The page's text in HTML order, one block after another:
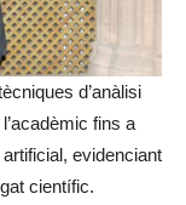
d’anàlisi
fins a
evidenciant
científic.